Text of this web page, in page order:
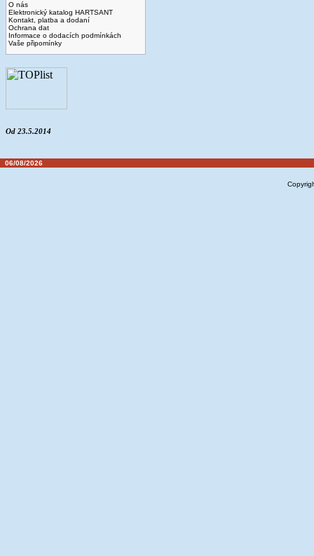
O nás
Elektronický katalog HARTSANT
Kontakt, platba a dodaní
Ochrana dat
Informace o dodacích podmínkách
Vaše připomínky
Od 23.5.2014
06/08/2026